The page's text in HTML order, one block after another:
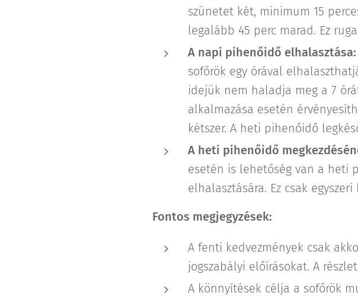
szünetet két, minimum 15
legalább 45 perc marad. Ez
A napi pihenőidő elhalasztása:
sofőrök egy órával
idejük nem haladja meg a 7
alkalmazása esetén
kétszer. A heti pihenőidő
A heti pihenőidő
esetén is lehetőség van a heti
elhalasztására. Ez csak
Fontos megjegyzések:
A fenti kedvezmények csak
jogszabályi előírásokat. A
A könnyítések célja a sofőrök